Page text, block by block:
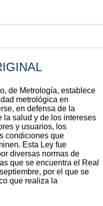
de Metrología, establece
metrológica en
en defensa de la
la salud y de los intereses
y usuarios, los
condiciones que
Esta Ley fue
diversas normas de
que se encuentra el Real
por el que se
que realiza la